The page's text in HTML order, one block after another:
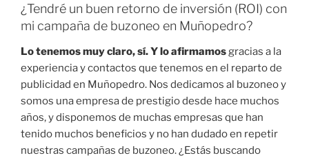
¿Tendré un buen retorno de inversión (ROI) con
mi campaña de buzoneo en Muñopedro?
Lo tenemos muy claro, sí. Y lo afirmamosgracias a la
experiencia y contactos que tenemos en el reparto de
publicidad en Muñopedro. Nos dedicamos al buzoneo y
somos una empresa de prestigio desde hace muchos
años, y disponemos de muchas empresas que han
tenido muchos beneficios y no han dudado en repetir
nuestras campañas de buzoneo. ¿Estás buscando